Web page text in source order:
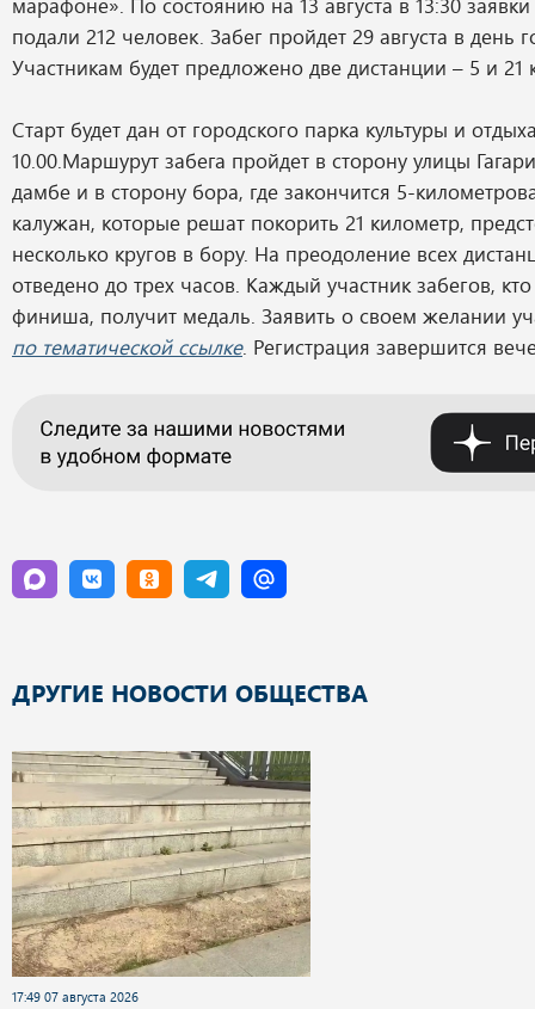
подали 212 человек. Забег пройдет 29 августа в день
Участникам будет предложено две дистанции – 5 и 21
Старт будет дан от городского парка культуры и
10.00.Маршурут забега пройдет в сторону улицы
дамбе и в сторону бора, где закончится 5-
калужан, которые решат покорить 21 километр,
несколько кругов в бору. На преодоление всех
отведено до трех часов. Каждый участник забегов, кто
финиша, получит медаль. Заявить о своем желании
по тематической ссылке. Регистрация завершится
ДРУГИЕ НОВОСТИ ОБЩЕСТВА
17:49 07 августа 2026